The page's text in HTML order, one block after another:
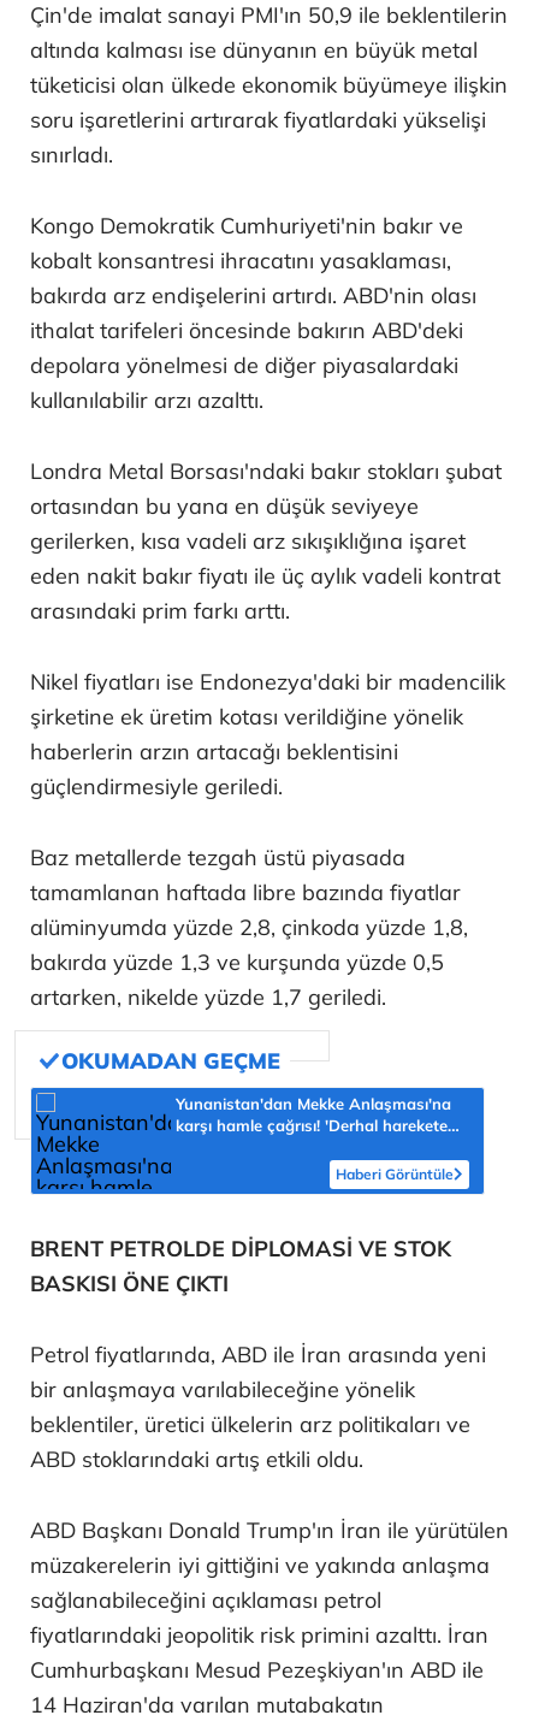
Çin'de imalat sanayi PMI'ın 50,9 ile beklentilerin
altında kalması ise dünyanın en büyük metal
tüketicisi olan ülkede ekonomik büyümeye ilişkin
soru işaretlerini artırarak fiyatlardaki yükselişi
sınırladı.
Kongo Demokratik Cumhuriyeti'nin bakır ve
kobalt konsantresi ihracatını yasaklaması,
bakırda arz endişelerini artırdı. ABD'nin olası
ithalat tarifeleri öncesinde bakırın ABD'deki
depolara yönelmesi de diğer piyasalardaki
kullanılabilir arzı azalttı.
Londra Metal Borsası'ndaki bakır stokları şubat
ortasından bu yana en düşük seviyeye
gerilerken, kısa vadeli arz sıkışıklığına işaret
eden nakit bakır fiyatı ile üç aylık vadeli kontrat
arasındaki prim farkı arttı.
Nikel fiyatları ise Endonezya'daki bir madencilik
şirketine ek üretim kotası verildiğine yönelik
haberlerin arzın artacağı beklentisini
güçlendirmesiyle geriledi.
Baz metallerde tezgah üstü piyasada
tamamlanan haftada libre bazında fiyatlar
alüminyumda yüzde 2,8, çinkoda yüzde 1,8,
bakırda yüzde 1,3 ve kurşunda yüzde 0,5
artarken, nikelde yüzde 1,7 geriledi.
Yunanistan'dan Mekke Anlaşması'na
karşı hamle çağrısı! 'Derhal harekete
Haberi Görüntüle
BRENT PETROLDE DİPLOMASİ VE STOK
BASKISI ÖNE ÇIKTI
Petrol fiyatlarında, ABD ile İran arasında yeni
bir anlaşmaya varılabileceğine yönelik
beklentiler, üretici ülkelerin arz politikaları ve
ABD stoklarındaki artış etkili oldu.
ABD Başkanı Donald Trump'ın İran ile yürütülen
müzakerelerin iyi gittiğini ve yakında anlaşma
sağlanabileceğini açıklaması petrol
fiyatlarındaki jeopolitik risk primini azalttı. İran
Cumhurbaşkanı Mesud Pezeşkiyan'ın ABD ile
14 Haziran'da varılan mutabakatın